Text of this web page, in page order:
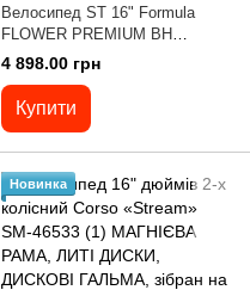
Велосипед ST 16" Formula
FLOWER PREMIUM BH
рама-8,5" темно-зелений
4 898.00 грн
Купити
Новинка